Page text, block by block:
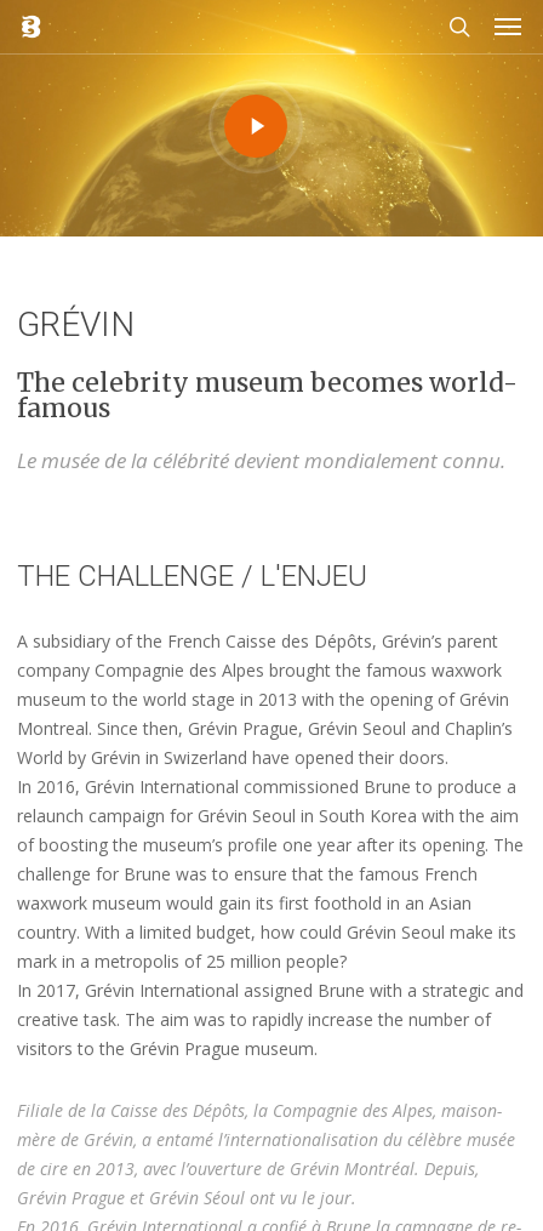
Skip
content
search
Play
Video
GRÉVIN
The celebrity museum becomes world-
famous
Le musée de la célébrité devient mondialement connu.
THE CHALLENGE / L'ENJEU
A subsidiary of the French Caisse des Dépôts, Grévin’s parent
company Compagnie des Alpes brought the famous waxwork
museum to the world stage in 2013 with the opening of Grévin
Montreal. Since then, Grévin Prague, Grévin Seoul and Chaplin’s
World by Grévin in Swizerland have opened their doors.
In 2016, Grévin International commissioned Brune to produce a
relaunch campaign for Grévin Seoul in South Korea with the aim
of boosting the museum’s profile one year after its opening. The
challenge for Brune was to ensure that the famous French
waxwork museum would gain its first foothold in an Asian
country. With a limited budget, how could Grévin Seoul make its
mark in a metropolis of 25 million people?
In 2017, Grévin International assigned Brune with a strategic and
creative task. The aim was to rapidly increase the number of
visitors to the Grévin Prague museum.
Filiale de la Caisse des Dépôts, la Compagnie des Alpes, maison-
mère de Grévin, a entamé l’internationalisation du célèbre musée
de cire en 2013, avec l’ouverture de Grévin Montréal. Depuis,
Grévin Prague et Grévin Séoul ont vu le jour.